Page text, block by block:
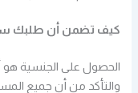
كيف تضمن أن طلبك
الحصول على الجنسية هو
والتأكد من أن جميع